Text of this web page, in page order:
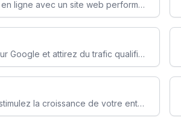
Augmentez votre visibilité et crédibilité en ligne avec un site web performant, conçu pour attirer plus de clients.
Boostez la visibilité de votre site web sur Google et attirez du trafic qualifié grâce à nos stratégies SEO.
Augmentez votre notoriété en ligne et stimulez la croissance de votre entreprise grâce à une stratégie sociale sur mesure.